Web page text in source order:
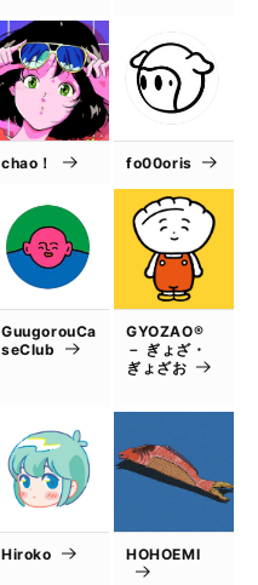
chao！ fo00oris
GuugorouCa
seClub
GYOZAO®
－ ぎょざ・
ぎょざお
Hiroko HOHOEMI